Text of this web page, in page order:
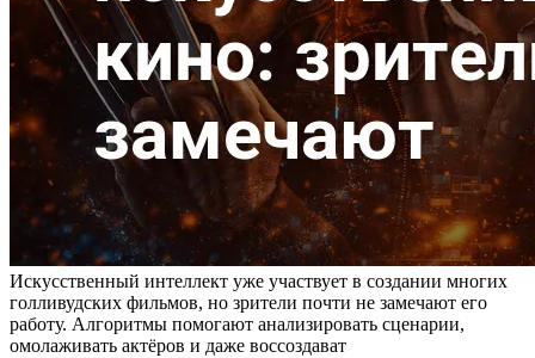
Искусственный интеллект уже участвует в создании многих
голливудских фильмов, но зрители почти не замечают его
работу. Алгоритмы помогают анализировать сценарии,
омолаживать актёров и даже воссоздават